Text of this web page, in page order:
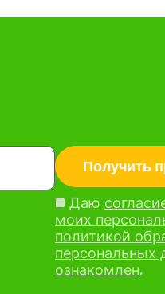
Даю
моих
политикой
персональных
ознакомлен.